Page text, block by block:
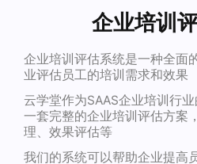
企业培训
企业培训评估系统是一种全面
业评估员工的培训需求和效果
云学堂作为SAAS企业培训行
一套完整的企业培训评估方案
理、效果评估等
我们的系统可以帮助企业提高